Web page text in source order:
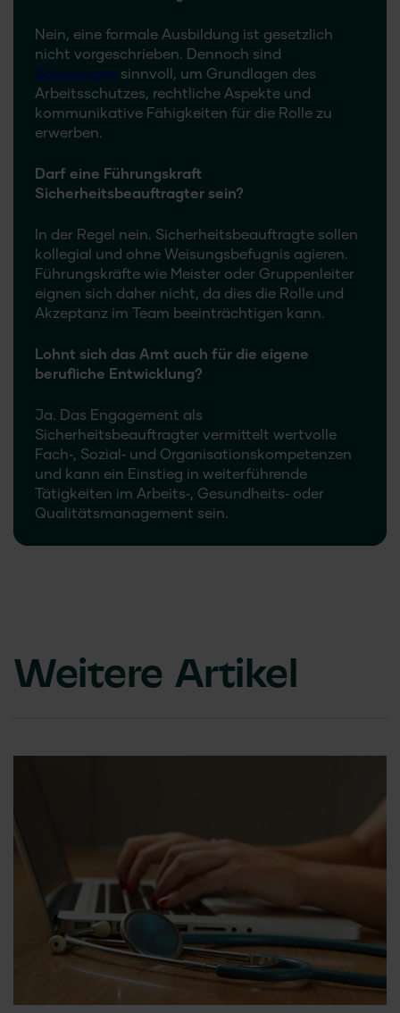
Nein, eine formale Ausbildung ist gesetzlich
nicht vorgeschrieben. Dennoch sind
Schulungen sinnvoll, um Grundlagen des
Arbeitsschutzes, rechtliche Aspekte und
kommunikative Fähigkeiten für die Rolle zu
erwerben.
Darf eine Führungskraft
Sicherheitsbeauftragter sein?
In der Regel nein. Sicherheitsbeauftragte sollen
kollegial und ohne Weisungsbefugnis agieren.
Führungskräfte wie Meister oder Gruppenleiter
eignen sich daher nicht, da dies die Rolle und
Akzeptanz im Team beeinträchtigen kann.
Lohnt sich das Amt auch für die eigene
berufliche Entwicklung?
Ja. Das Engagement als
Sicherheitsbeauftragter vermittelt wertvolle
Fach‑, Sozial‑ und Organisationskompetenzen
und kann ein Einstieg in weiterführende
Tätigkeiten im Arbeits‑, Gesundheits‑ oder
Qualitätsmanagement sein.
Weitere Artikel